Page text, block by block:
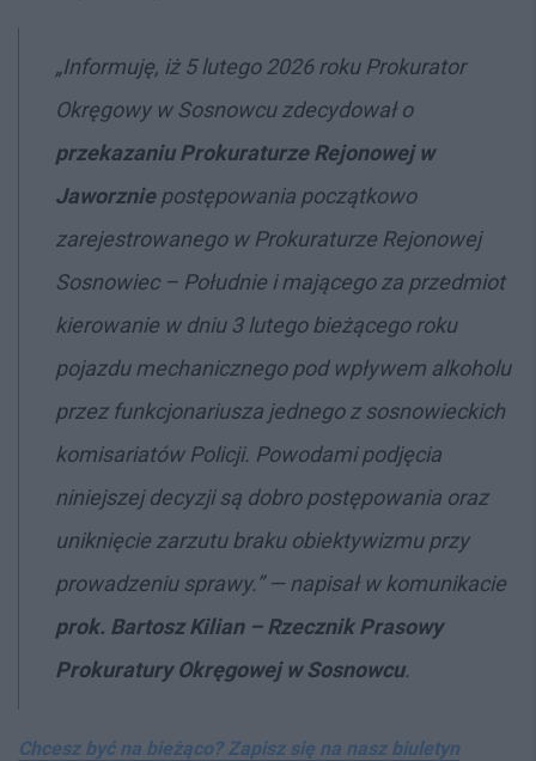
„Informuję, iż 5 lutego 2026 roku Prokurator
Okręgowy w Sosnowcu zdecydował o
przekazaniu Prokuraturze Rejonowej w
Jaworzniepostępowania początkowo
zarejestrowanego w Prokuraturze Rejonowej
Sosnowiec – Południe i mającego za przedmiot
kierowanie w dniu 3 lutego bieżącego roku
pojazdu mechanicznego pod wpływem alkoholu
przez funkcjonariusza jednego z sosnowieckich
komisariatów Policji. Powodami podjęcia
niniejszej decyzji są dobro postępowania oraz
uniknięcie zarzutu braku obiektywizmu przy
prowadzeniu sprawy.” — napisał w komunikacie
prok. Bartosz Kilian – Rzecznik Prasowy
Prokuratury Okręgowej w Sosnowcu.
Chcesz być na bieżąco? Zapisz się na nasz biuletyn